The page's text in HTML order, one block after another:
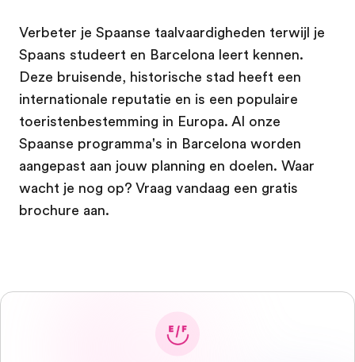
Careers
Kom bij ons team
Verbeter je Spaanse taalvaardigheden terwijl je
Spaans studeert en Barcelona leert kennen.
Deze bruisende, historische stad heeft een
internationale reputatie en is een populaire
toeristenbestemming in Europa. Al onze
Spaanse programma's in Barcelona worden
aangepast aan jouw planning en doelen. Waar
wacht je nog op? Vraag vandaag een gratis
brochure aan.